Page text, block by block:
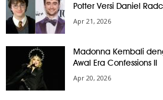
Potter Versi Daniel
Apr 21, 2026
Madonna Kembali
Awal Era Confessions II
Apr 20, 2026